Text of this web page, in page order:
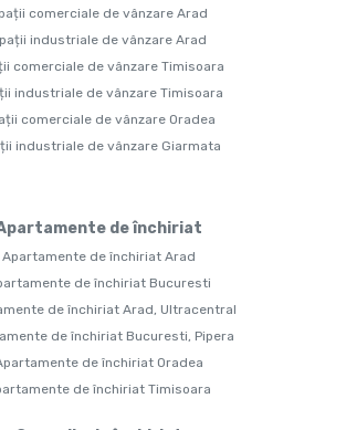
comerciale de vânzare Arad
industriale de vânzare Arad
comerciale de vânzare Timisoara
industriale de vânzare Timisoara
comerciale de vânzare Oradea
industriale de vânzare Giarmata
de închiriat
Apartamente de închiriat Arad
de închiriat Bucuresti
de închiriat Arad, Ultracentral
de închiriat Bucuresti, Pipera
de închiriat Oradea
de închiriat Timisoara